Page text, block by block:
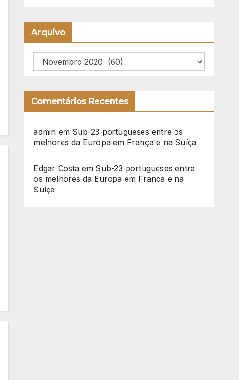
Arquivo
Arquivo
Comentários Recentes
admin em Sub-23 portugueses entre os
melhores da Europa em França e na Suíça
Edgar Costa em Sub-23 portugueses entre
os melhores da Europa em França e na
Suíça